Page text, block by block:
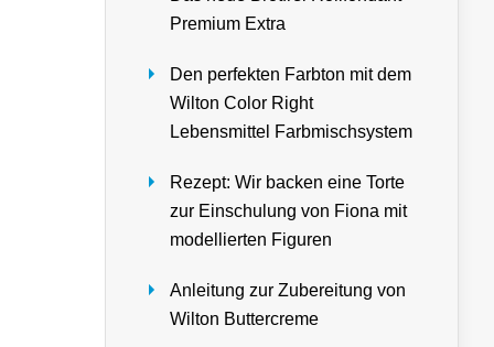
Premium Extra
Den perfekten Farbton mit dem
Wilton Color Right
Lebensmittel Farbmischsystem
Rezept: Wir backen eine Torte
zur Einschulung von Fiona mit
modellierten Figuren
Anleitung zur Zubereitung von
Wilton Buttercreme